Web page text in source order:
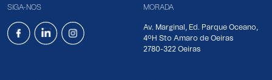
SIGA-NOS MORADA
Av. Marginal, Ed. Parque Oceano,
4ºH Sto Amaro de Oeiras
2780-322 Oeiras